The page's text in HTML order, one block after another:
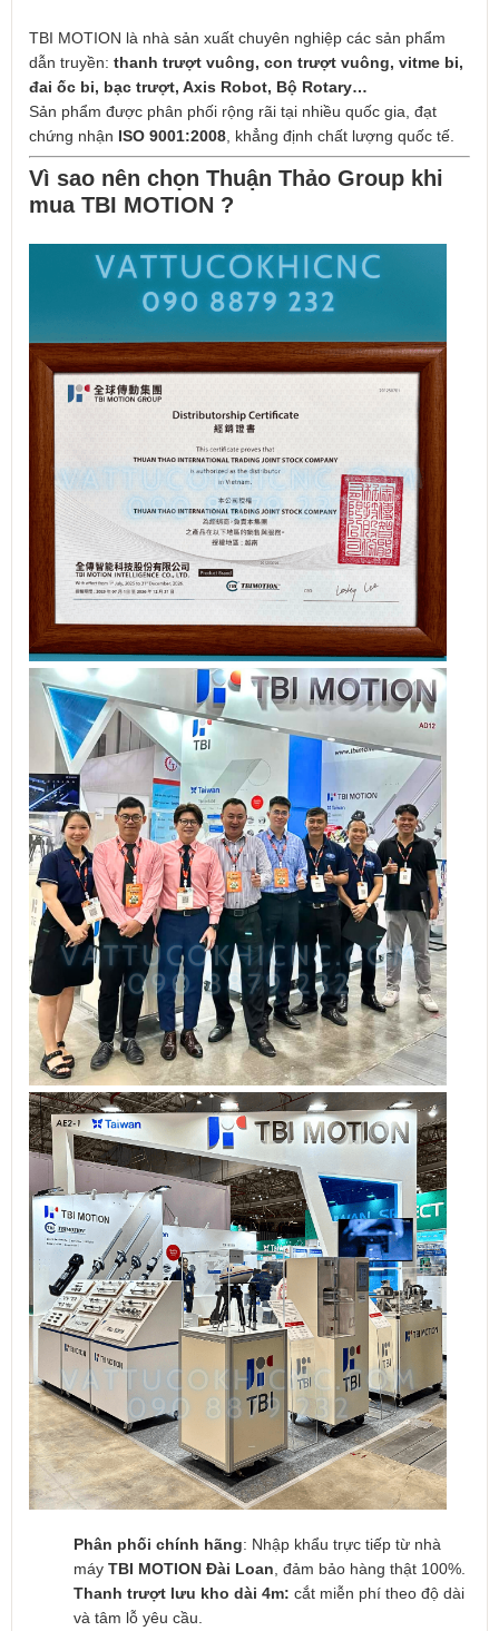
TBI MOTION là nhà sản xuất chuyên nghiệp các sản phẩm
dẫn truyền: thanh trượt vuông, con trượt vuông, vitme bi,
đai ốc bi, bạc trượt, Axis Robot, Bộ Rotary…
Sản phẩm được phân phối rộng rãi tại nhiều quốc gia, đạt
chứng nhận ISO 9001:2008 , khẳng định chất lượng quốc tế.
Vì sao nên chọn Thuận Thảo Group khi
mua TBI MOTION ?
Phân phối chính hãng: Nhập khẩu trực tiếp từ nhà
máy TBI MOTION Đài Loan , đảm bảo hàng thật 100%.
Thanh trượt lưu kho dài 4m: cắt miễn phí theo độ dài
và tâm lỗ yêu cầu.